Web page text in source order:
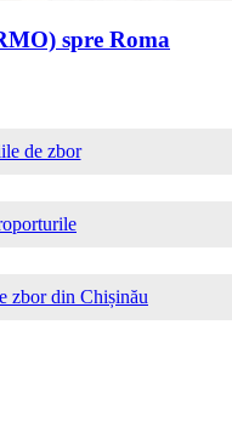
spre Roma
de zbor
zbor din Chișinău